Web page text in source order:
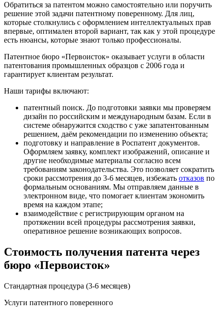
Обратиться за патентом можно самостоятельно или поручить
решение этой задачи патентному поверенному. Для лиц,
которые столкнулись с оформлением интеллектуальных прав
впервые, оптимален второй вариант, так как у этой процедуре
есть нюансы, которые знают только профессионалы.
Патентное бюро «Первоисток» оказывает услуги в области
патентования промышленных образцов с 2006 года и
гарантирует клиентам результат.
Наши тарифы включают:
патентный поиск. До подготовки заявки мы проверяем
дизайн по российским и международным базам. Если в
системе обнаружится сходство с уже запатентованным
решением, даём рекомендации по изменению объекта;
подготовку и направление в Роспатент документов.
Оформляем заявку, комплект изображений, описание и
другие необходимые материалы согласно всем
требованиям законодательства. Это позволяет сократить
сроки рассмотрения до 3-6 месяцев, избежать отказов по
формальным основаниям. Мы отправляем данные в
электронном виде, что помогает клиентам экономить
время на каждом этапе;
взаимодействие с регистрирующим органом на
протяжении всей процедуры рассмотрения заявки,
оперативное решение возникающих вопросов.
Стоимость получения патента через
бюро «Первоисток»
Стандартная процедура (3-6 месяцев)
Услуги патентного поверенного